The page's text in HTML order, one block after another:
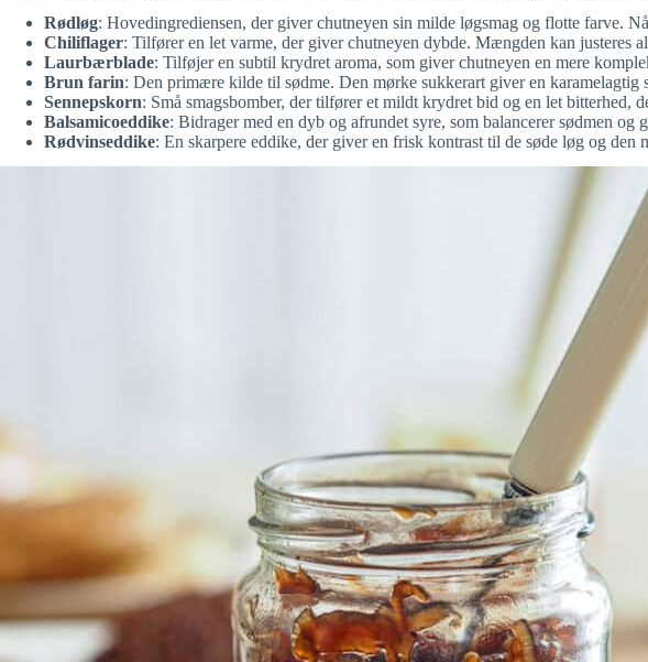
Rødløg: Hovedingrediensen, der giver chutneyen sin milde løgsmag og flotte farve.
Chiliflager: Tilfører en let varme, der giver chutneyen dybde. Mængden kan justeres
Laurbærblade: Tilføjer en subtil krydret aroma, som giver chutneyen en mere
Brun farin: Den primære kilde til sødme. Den mørke sukkerart giver en karamelagtig
Sennepskorn: Små smagsbomber, der tilfører et mildt krydret bid og en let bitterhed,
Balsamicoeddike: Bidrager med en dyb og afrundet syre, som balancerer sødmen og
Rødvinseddike: En skarpere eddike, der giver en frisk kontrast til de søde løg og den